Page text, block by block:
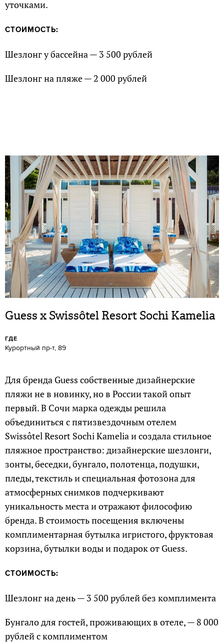
уточками.
СТОИМОСТЬ:
Шезлонг у бассейна — 3 500 рублей
Шезлонг на пляже — 2 000 рублей
Guess x Swissôtel Resort Sochi Kamelia
ГДЕ
Курортный пр-т, 89
Для бренда Guess собственные дизайнерские
пляжи не в новинку, но в России такой опыт
первый. В Сочи марка одежды решила
объединиться с пятизвездочным отелем
Swissôtel Resort Sochi Kamelia и создала стильное
пляжное пространство: дизайнерские шезлонги,
зонты, беседки, бунгало, полотенца, подушки,
пледы, текстиль и специальная фотозона для
атмосферных снимков подчеркивают
уникальность места и отражают философию
бренда. В стоимость посещения включены
комплиментарная бутылка игристого, фруктовая
корзина, бутылки воды и подарок от Guess.
СТОИМОСТЬ:
Шезлонг на день — 3 500 рублей без комплимента
Бунгало для гостей, проживающих в отеле, — 8 000
рублей с комплиментом